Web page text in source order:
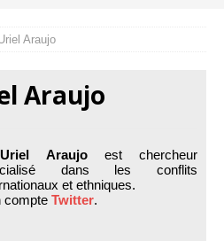
Araujo
Araujo
Uriel Araujoest chercheur
dans les conflits
et ethniques.
compte Twitter.